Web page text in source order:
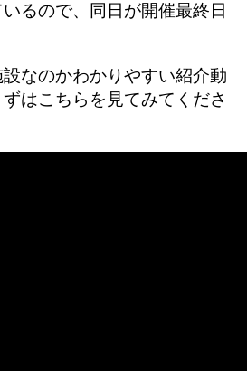
るので、同日が開催最終日
なのかわかりやすい紹介動
はこちらを見てみてくださ